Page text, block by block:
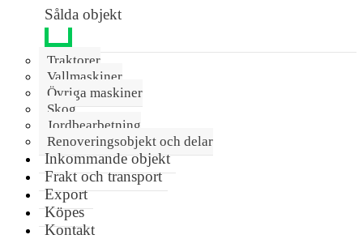
Sålda objekt
Traktorer
Vallmaskiner
Övriga maskiner
Skog
Jordbearbetning
Renoveringsobjekt och delar
Inkommande objekt
Frakt och transport
Export
Köpes
Kontakt